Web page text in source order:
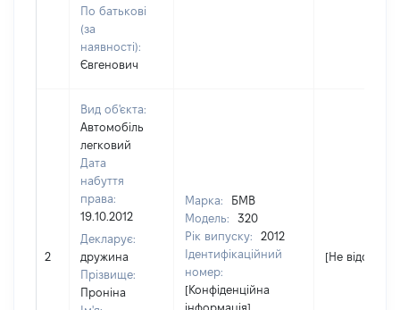
По батькові
(за
наявності):
Євгенович
2
Вид об'єкта:
Автомобіль
легковий
Дата
набуття
права:
19.10.2012
Декларує:
дружина
Прізвище:
Проніна
Марка:
БМВ
Модель:
320
Рік випуску:
2012
Ідентифікаційний
номер:
[Конфіденційна
інформація]
[Не відомо]